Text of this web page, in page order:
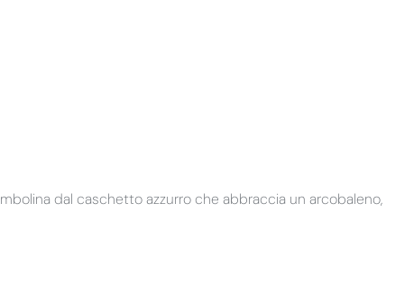
dal caschetto azzurro che abbraccia un arcobaleno,